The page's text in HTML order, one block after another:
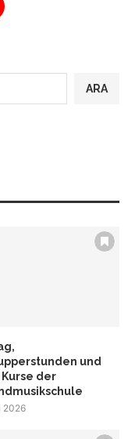
ARA
und
der
2026